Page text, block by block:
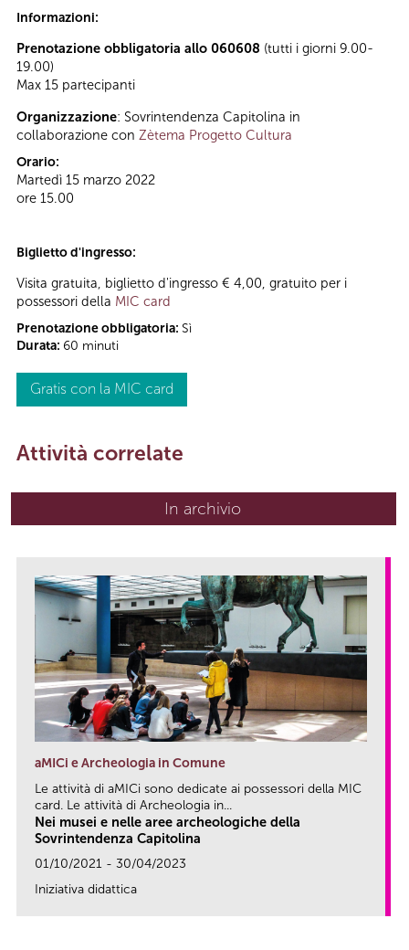
Informazioni:
Prenotazione obbligatoria allo 060608 (tutti i giorni 9.00-
19.00)
Max 15 partecipanti
Organizzazione: Sovrintendenza Capitolina in
collaborazione con Zètema Progetto Cultura
Orario:
Martedì 15 marzo 2022
ore 15.00
Biglietto d'ingresso:
Visita gratuita, biglietto d'ingresso € 4,00, gratuito per i
possessori della MIC card
Prenotazione obbligatoria: Sì
Durata: 60 minuti
Gratis con la MIC card
Attività correlate
In archivio
aMICi e Archeologia in Comune
Le attività di aMICi sono dedicate ai possessori della MIC
card. Le attività di Archeologia in...
Nei musei e nelle aree archeologiche della
Sovrintendenza Capitolina
01/10/2021 - 30/04/2023
Iniziativa didattica